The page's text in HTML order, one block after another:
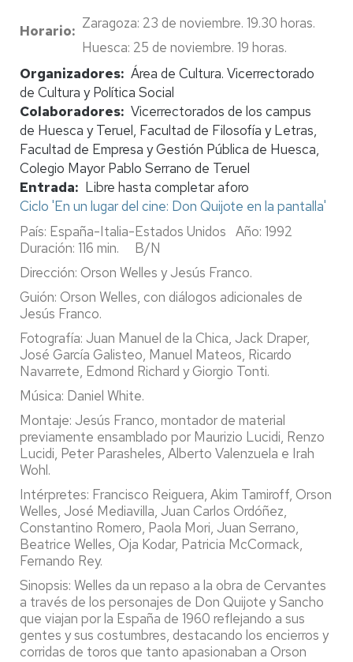
Horario
Zaragoza: 23 de noviembre. 19.30 horas.
Huesca: 25 de noviembre. 19 horas.
Organizadores Área de Cultura. Vicerrectorado
de Cultura y Política Social
Colaboradores Vicerrectorados de los campus
de Huesca y Teruel, Facultad de Filosofía y Letras,
Facultad de Empresa y Gestión Pública de Huesca,
Colegio Mayor Pablo Serrano de Teruel
Entrada
Libre hasta completar aforo
Ciclo 'En un lugar del cine: Don Quijote en la pantalla'
País: España-Italia-Estados Unidos Año: 1992
Duración: 116 min. B/N
Dirección: Orson Welles y Jesús Franco.
Guión: Orson Welles, con diálogos adicionales de
Jesús Franco.
Fotografía: Juan Manuel de la Chica, Jack Draper,
José García Galisteo, Manuel Mateos, Ricardo
Navarrete, Edmond Richard y Giorgio Tonti.
Música: Daniel White.
Montaje: Jesús Franco, montador de material
previamente ensamblado por Maurizio Lucidi, Renzo
Lucidi, Peter Parasheles, Alberto Valenzuela e Irah
Wohl.
Intérpretes: Francisco Reiguera, Akim Tamiroff, Orson
Welles, José Mediavilla, Juan Carlos Ordóñez,
Constantino Romero, Paola Mori, Juan Serrano,
Beatrice Welles, Oja Kodar, Patricia McCormack,
Fernando Rey.
Sinopsis: Welles da un repaso a la obra de Cervantes
a través de los personajes de Don Quijote y Sancho
que viajan por la España de 1960 reflejando a sus
gentes y sus costumbres, destacando los encierros y
corridas de toros que tanto apasionaban a Orson